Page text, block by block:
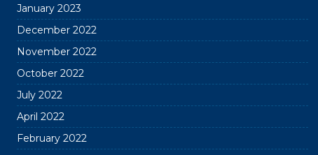
January 2023
December 2022
November 2022
October 2022
July 2022
April 2022
February 2022